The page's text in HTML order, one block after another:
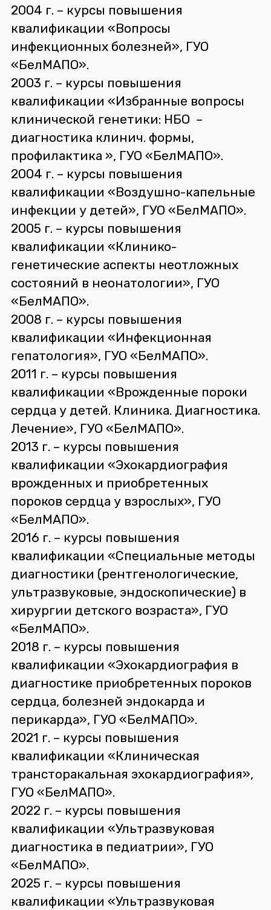
2004 г. – курсы повышения
квалификации «Вопросы
инфекционных болезней», ГУО
«БелМАПО».
2003 г. – курсы повышения
квалификации «Избранные вопросы
клинической генетики: НБО –
диагностика клинич. формы,
профилактика », ГУО «БелМАПО».
2004 г. – курсы повышения
квалификации «Воздушно-капельные
инфекции у детей», ГУО «БелМАПО».
2005 г. – курсы повышения
квалификации «Клинико-
генетические аспекты неотложных
состояний в неонатологии», ГУО
«БелМАПО».
2008 г. – курсы повышения
квалификации «Инфекционная
гепатология», ГУО «БелМАПО».
2011 г. – курсы повышения
квалификации «Врожденные пороки
сердца у детей. Клиника. Диагностика.
Лечение», ГУО «БелМАПО».
2013 г. – курсы повышения
квалификации «Эхокардиография
врожденных и приобретенных
пороков сердца у взрослых», ГУО
«БелМАПО».
2016 г. – курсы повышения
квалификации «Специальные методы
диагностики (рентгенологические,
ультразвуковые, эндоскопические) в
хирургии детского возраста», ГУО
«БелМАПО».
2018 г. – курсы повышения
квалификации «Эхокардиография в
диагностике приобретенных пороков
сердца, болезней эндокарда и
перикарда», ГУО «БелМАПО».
2021 г. – курсы повышения
квалификации «Клиническая
трансторакальная эхокардиография»,
ГУО «БелМАПО».
2022 г. – курсы повышения
квалификации «Ультразвуковая
диагностика в педиатрии», ГУО
«БелМАПО».
2025 г. – курсы повышения
квалификации «Ультразвуковая